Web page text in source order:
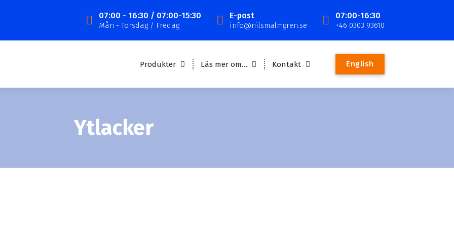
07:00 - 16:30 / 07:00-15:30
Mån - Torsdag / Fredag
E-post
info@nilsmalmgren.se
07:00-16:30
+46 0303 93610
Produkter Läs mer om… Kontakt English
Ytlacker